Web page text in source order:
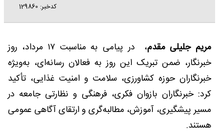
کدخبر: 129860
مریم جلیلی مقدم
، در پیامی به مناسبت ۱۷ مرداد، روز
خبرنگار، ضمن تبریک این روز به فعالان رسانه‌ای، به‌ویژه
خبرنگاران حوزه کشاورزی، سلامت و امنیت غذایی، تأکید
کرد: خبرنگاران بازوان فکری، فرهنگی و نظارتی جامعه در
مسیر پیشگیری، آموزش، مطالبه‌گری و ارتقای آگاهی عمومی
هستند.